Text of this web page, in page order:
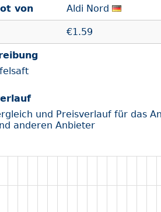
von Aldi Nord
€1.59
und Preisverlauf für das
anderen Anbieter